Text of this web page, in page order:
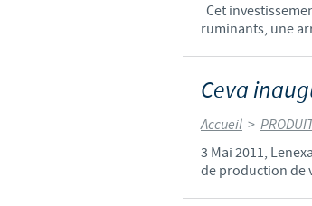
Cet
ruminants, une
Ceva
Accueil >
3 Mai 2011,
de production de